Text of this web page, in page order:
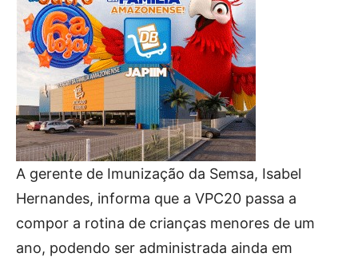
A gerente de Imunização da Semsa, Isabel
Hernandes, informa que a VPC20 passa a
compor a rotina de crianças menores de um
ano, podendo ser administrada ainda em